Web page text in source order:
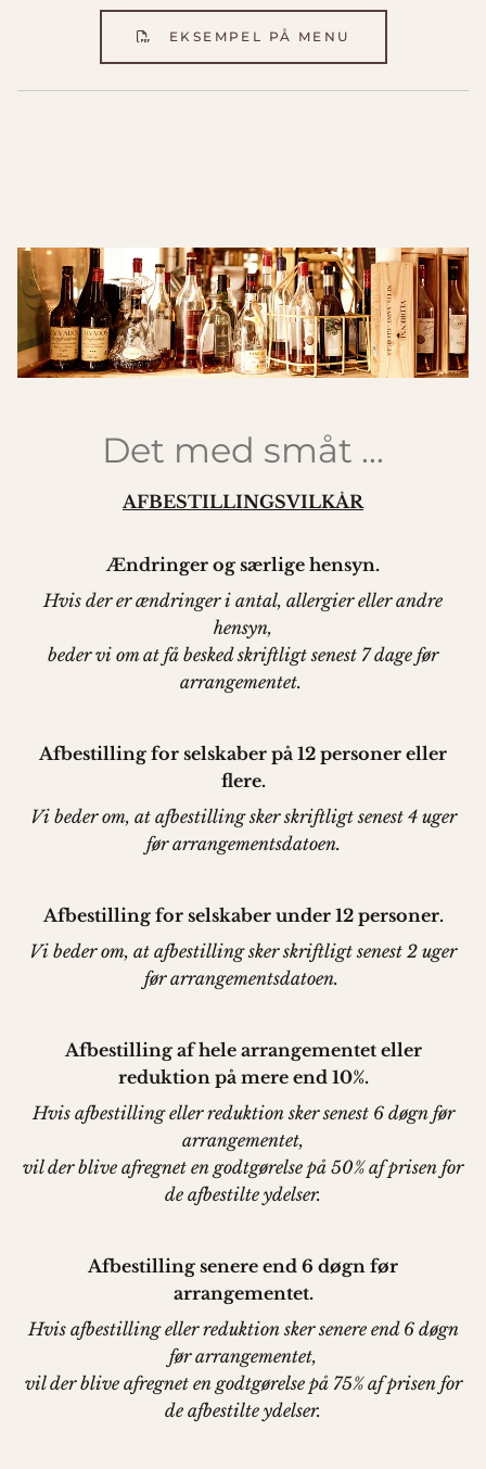
EKSEMPEL PÅ MENU
Det med småt ...
AFBESTILLINGSVILKÅR
Ændringer og særlige hensyn.
Hvis der er ændringer i antal, allergier eller andre
hensyn,
beder vi om at få besked skriftligt senest 7 dage før
arrangementet.
Afbestilling for selskaber på 12 personer eller
flere.
Vi beder om, at afbestilling sker skriftligt senest 4 uger
før arrangementsdatoen.
Afbestilling for selskaber under 12 personer.
Vi beder om, at afbestilling sker skriftligt senest 2 uger
før arrangementsdatoen.
Afbestilling af hele arrangementet eller
reduktion på mere end 10%.
Hvis afbestilling eller reduktion sker senest 6 døgn før
arrangementet,
vil der blive afregnet en godtgørelse på 50% af prisen for
de afbestilte ydelser.
Afbestilling senere end 6 døgn før
arrangementet.
Hvis afbestilling eller reduktion sker senere end 6 døgn
før arrangementet,
vil der blive afregnet en godtgørelse på 75% af prisen for
de afbestilte ydelser.